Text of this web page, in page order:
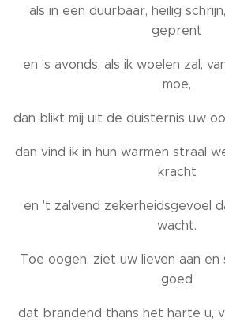
als in een duurbaar, heilig
geprent
en 's avonds, als ik woelen zal,
moe,
dan blikt mij uit de duisternis uw
dan vind ik in hun warmen straal
kracht
en 't zalvend zekerheidsgevoel
wacht.
Toe oogen, ziet uw lieven aan en
goed
dat brandend thans het harte u,